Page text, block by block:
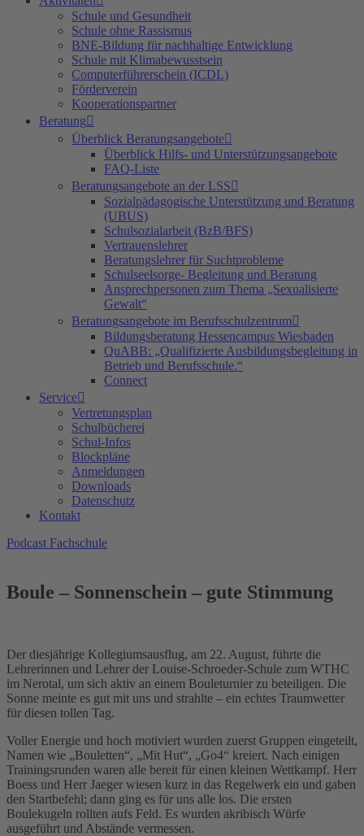
Schule und Gesundheit
Schule ohne Rassismus
BNE-Bildung für nachhaltige Entwicklung
Schule mit Klimabewusstsein
Computerführerschein (ICDL)
Förderverein
Kooperationspartner
Beratung
Überblick Beratungsangebote
Überblick Hilfs- und Unterstützungsangebote
FAQ-Liste
Beratungsangebote an der LSS
Sozialpädagogische Unterstützung und Beratung
(UBUS)
Schulsozialarbeit (BzB/BFS)
Vertrauenslehrer
Beratungslehrer für Suchtprobleme
Schulseelsorge- Begleitung und Beratung
Ansprechpersonen zum Thema „Sexualisierte
Gewalt“
Beratungsangebote im Berufsschulzentrum
Bildungsberatung Hessencampus Wiesbaden
QuABB: „Qualifizierte Ausbildungsbegleitung in
Betrieb und Berufsschule.“
Connect
Service
Vertretungsplan
Schulbücherei
Schul-Infos
Blockpläne
Anmeldungen
Downloads
Datenschutz
Kontakt
Podcast Fachschule
Boule – Sonnenschein – gute Stimmung
Der diesjährige Kollegiumsausflug, am 22. August, führte die
Lehrerinnen und Lehrer der Louise-Schroeder-Schule zum WTHC
im Nerotal, um sich aktiv an einem Bouleturnier zu beteiligen. Die
Sonne meinte es gut mit uns und strahlte – ein echtes Traumwetter
für diesen tollen Tag.
Voller Energie und hoch motiviert wurden zuerst Gruppen eingeteilt,
Namen wie „Bouletten“, „Mit Hut“, „Go4“ kreiert. Nach einigen
Trainingsrunden waren alle bereit für einen kleinen Wettkampf. Herr
Boess und Herr Jaeger wiesen kurz in das Regelwerk ein und gaben
den Startbefehl; dann ging es für uns alle los. Die ersten
Boulekugeln rollten aufs Feld. Es wurden akribisch Würfe
ausgeführt und Abstände vermessen.